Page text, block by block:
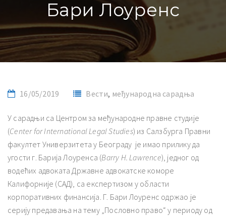
Бари Лоуренс
16/05/2019 Вести, међународна сарадња
У сарадњи са Центром за међународне правне студије
(Center for International Legal Studies) из Салзбурга Правни
факултет Универзитета у Београду је имао прилику да
угости г. Барија Лоуренса (Barry H. Lawrence), једног од
водећих адвоката Државне адвокатске коморе
Калифорније (САД), са експертизом у области
корпоративних финансија. Г. Бари Лоуренс одржао је
серију предавања на тему „Пословно право“ у периоду од